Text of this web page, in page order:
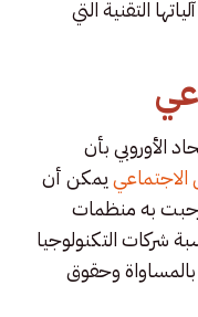
التقنية التي
الأوروبي بأن
يمكن أن
به منظمات
شركات التكنولوجيا
بالمساواة وحقوق